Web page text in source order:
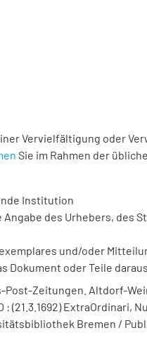
Vervielfältigung oder
Sie im Rahmen der
Institution
Angabe des Urhebers, des
und/oder
Dokument oder Teile
Zeitungen. Altdorf-
(21.3.1692) ExtraOrdinari,
Bremen /